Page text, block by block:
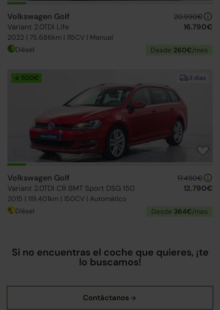
Volkswagen Golf
Variant 2.0TDI Life
2022 | 75.686km | 115CV | Manual
20.990€
16.790€
Diésel Desde 260€/mes
3 días
↓ 500€
Volkswagen Golf
Variant 2.0TDI CR BMT Sport DSG 150
2015 | 119.401km | 150CV | Automático
17.490€
12.790€
Diésel Desde 364€/mes
Si no encuentras el coche que quieres, ¡te
lo buscamos!